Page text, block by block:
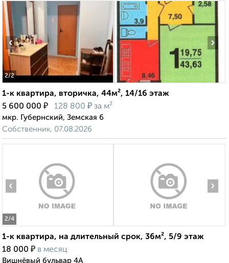
2/2
‹ ›
1-к квартира, вторичка, 44м², 14/16 этаж
5 600 000 ₽ 128 800 ₽ за м²
мкр. Губернский, Земская 6
Собственник, 07.08.2026
2/4
‹ ›
1-к квартира, на длительный срок, 36м², 5/9 этаж
18 000 ₽ в месяц
Вишнёвый бульвар 4А